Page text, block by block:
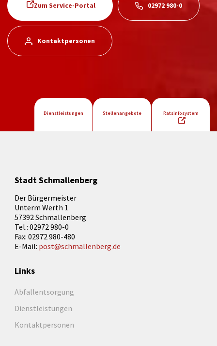
Zum Service-Portal 02972 980-0
Kontaktpersonen
Dienstleistungen Stellenangebote Ratsinfosystem
Stadt Schmallenberg
Der Bürgermeister
Unterm Werth 1
57392 Schmallenberg
Tel.: 02972 980-0
Fax: 02972 980-480
E-Mail: post@schmallenberg.de
Links
Abfallentsorgung
Dienstleistungen
Kontaktpersonen